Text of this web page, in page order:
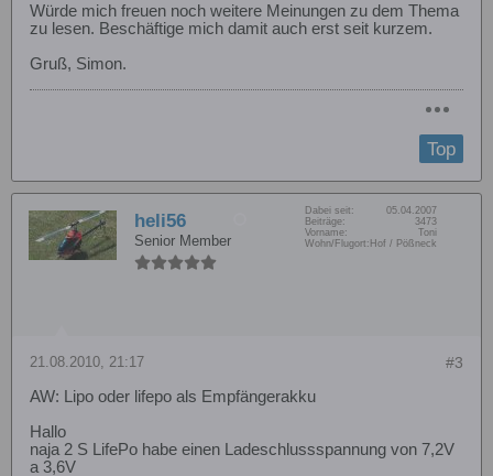
Würde mich freuen noch weitere Meinungen zu dem Thema
zu lesen. Beschäftige mich damit auch erst seit kurzem.
Gruß, Simon.
Top
heli56
Senior Member
Dabei seit:
05.04.2007
Beiträge:
3473
Vorname:
Toni
Wohn/Flugort: Hof / Pößneck
#3
21.08.2010, 21:17
AW: Lipo oder lifepo als Empfängerakku
Hallo
naja 2 S LifePo habe einen Ladeschlussspannung von 7,2V
a 3,6V